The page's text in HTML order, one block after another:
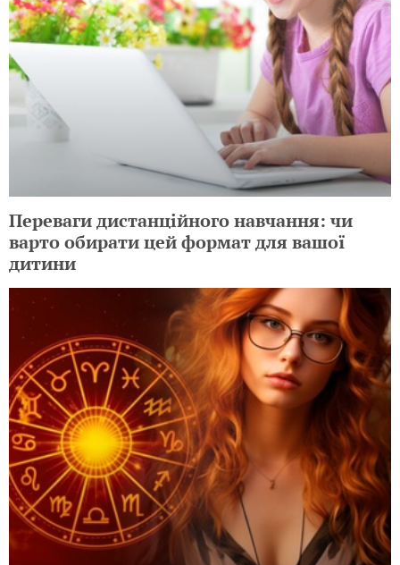
Переваги дистанційного навчання: чи
варто обирати цей формат для вашої
дитини